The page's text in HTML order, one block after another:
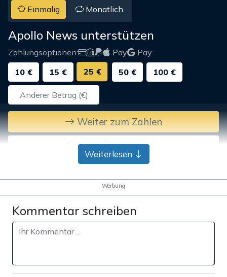
Einmalig Monatlich
Apollo News unterstützen
Zahlungsoptionen: Pay
Pay
10 €
15 € 25 € 50 € 100 €
Weiter zum Zahlen
Bank-Überweisung
Weiterlesen
Werbung
Kommentar schreiben